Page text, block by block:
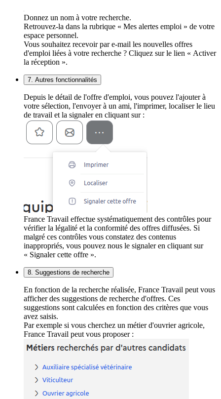
Donnez un nom à votre recherche.
Retrouvez-la dans la rubrique « Mes alertes emploi » de votre
espace personnel.
Vous souhaitez recevoir par e-mail les nouvelles offres
d'emploi liées à votre recherche ? Cliquez sur le lien « Activer
la réception ».
7. Autres fonctionnalités
Depuis le détail de l'offre d'emploi, vous pouvez l'ajouter à
votre sélection, l'envoyer à un ami, l'imprimer, localiser le lieu
de travail et la signaler en cliquant sur :
France Travail effectue systématiquement des contrôles pour
vérifier la légalité et la conformité des offres diffusées. Si
malgré ces contrôles vous constatez des contenus
inappropriés, vous pouvez nous le signaler en cliquant sur
« Signaler cette offre ».
8. Suggestions de recherche
En fonction de la recherche réalisée, France Travail peut vous
afficher des suggestions de recherche d'offres. Ces
suggestions sont calculées en fonction des critères que vous
avez saisis.
Par exemple si vous cherchez un métier d'ouvrier agricole,
France Travail peut vous proposer :